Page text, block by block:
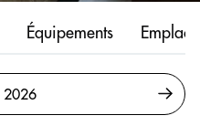
Équipements